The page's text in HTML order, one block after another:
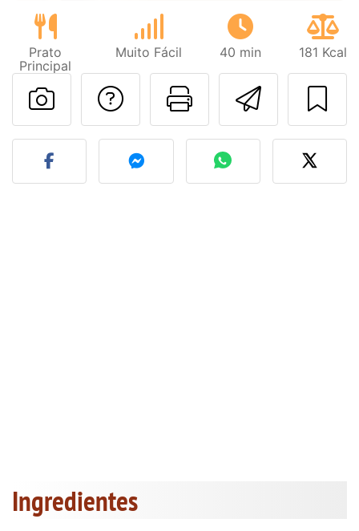
Prato
Principal
Muito Fácil 40 min 181 Kcal
Imprima
Falar com o autor
Fez esta receita?
Ingredientes